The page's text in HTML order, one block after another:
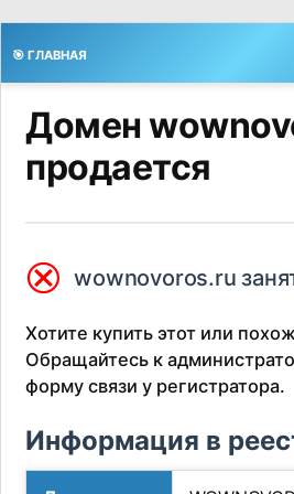
🎯 ГЛАВНАЯ
Домен
продается
⮿ wownovoros.ru
Хотите купить этот или
Обращайтесь к
форму связи у регистратора.
Информация в